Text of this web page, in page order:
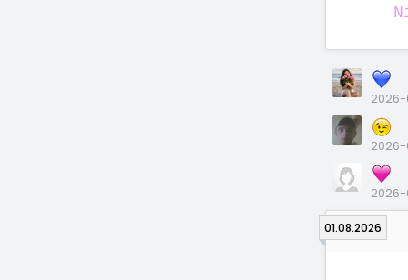
2026-
01.08.2026